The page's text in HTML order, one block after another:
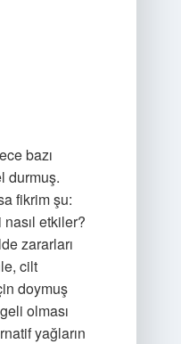
bazı
durmuş.
fikrim şu:
etkiler?
zararları
cilt
doymuş
olması
yağların